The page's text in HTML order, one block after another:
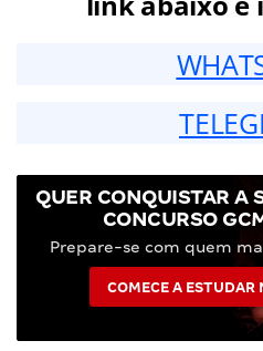
QUER CONQUISTAR A
CONCURSO
Prepare-se com quem
COMECE A ESTUDAR